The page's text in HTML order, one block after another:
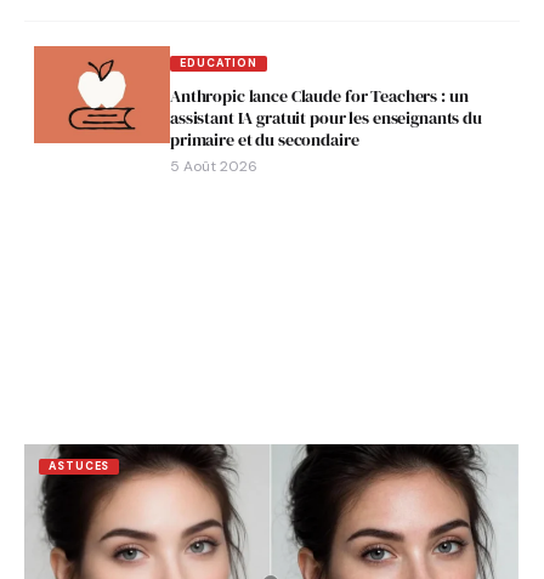
EDUCATION
Anthropic lance Claude for Teachers : un
assistant IA gratuit pour les enseignants du
primaire et du secondaire
5 Août 2026
ASTUCES